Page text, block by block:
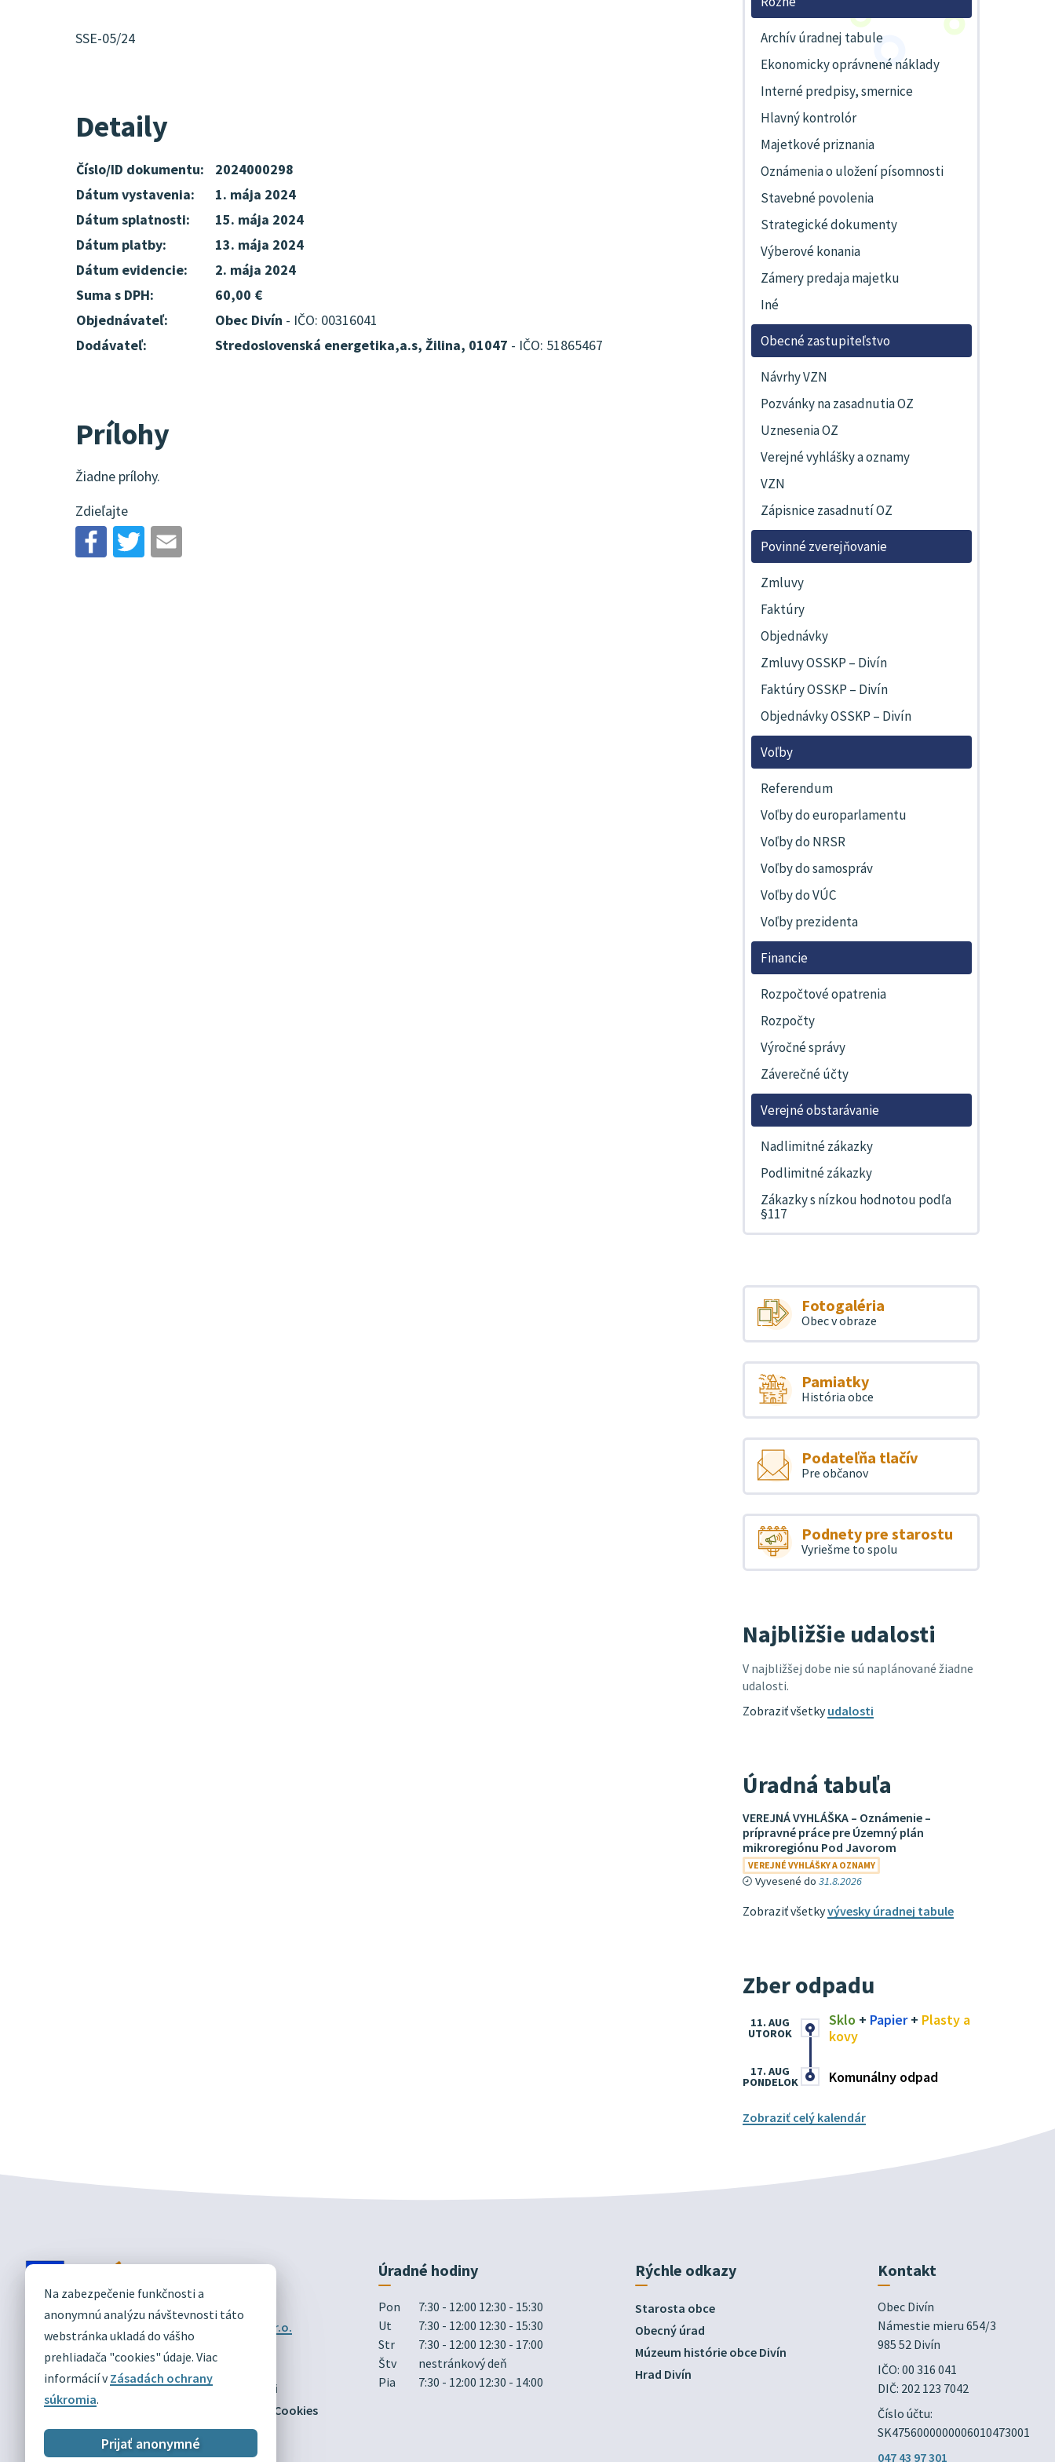
Na zabezpečenie funkčnosti a
anonymnú analýzu návštevnosti táto
webstránka ukladá do vášho
prehliadača "cookies" údaje. Viac
informácií vZásadách ochrany
súkromia.
Prijať anonymné
SSE-05/24
Detaily
Číslo/ID dokumentu:
2024000298
Dátum vystavenia:
1. mája 2024
Dátum splatnosti:
15. mája 2024
Dátum platby:
13. mája 2024
Dátum evidencie:
2. mája 2024
Suma s DPH:
60,00 €
Objednávateľ:
Obec Divín - IČO: 00316041
Dodávateľ:
Stredoslovenská energetika,a.s, Žilina, 01047 - IČO: 51865467
Prílohy
Žiadne prílohy.
Zdieľajte
Archív úradnej tabule
Ekonomicky oprávnené náklady
Interné predpisy, smernice
Hlavný kontrolór
Majetkové priznania
Oznámenia o uložení písomnosti
Stavebné povolenia
Strategické dokumenty
Výberové konania
Zámery predaja majetku
Iné
Obecné zastupiteľstvo
Návrhy VZN
Pozvánky na zasadnutia OZ
Uznesenia OZ
Verejné vyhlášky a oznamy
VZN
Zápisnice zasadnutí OZ
Povinné zverejňovanie
Zmluvy
Faktúry
Objednávky
Zmluvy OSSKP – Divín
Faktúry OSSKP – Divín
Objednávky OSSKP – Divín
Voľby
Referendum
Voľby do europarlamentu
Voľby do NRSR
Voľby do samospráv
Voľby do VÚC
Voľby prezidenta
Financie
Rozpočtové opatrenia
Rozpočty
Výročné správy
Záverečné účty
Verejné obstarávanie
Nadlimitné zákazky
Podlimitné zákazky
Zákazky s nízkou hodnotou podľa
§117
Fotogaléria
Obec v obraze
Pamiatky
História obce
Podateľňa tlačív
Pre občanov
Podnety pre starostu
Vyriešme to spolu
Najbližšie udalosti
V najbližšej dobe nie sú naplánované žiadne
udalosti.
Zobraziť všetkyudalosti
Úradná tabuľa
VEREJNÁ VYHLÁŠKA – Oznámenie –
prípravné práce pre Územný plán
mikroregiónu Pod Javorom
VEREJNÉ VYHLÁŠKY A OZNAMY
Vyvesené do 31.8.2026
Zobraziť všetkyvývesky úradnej tabule
Zber odpadu
Sklo + Papier+ Plasty a
kovy
11. AUG
UTOROK
Komunálny odpad
17. AUG
PONDELOK
Zobraziť celý kalendár
DIVÍN
OFICIÁLNE STRÁNKY
Technický prevádzkovateľ:
Alphabet partner s.r.o.
Správca obsahu:Obec Divín
Posledná aktualizácia:03.08.2026
Mapa
Vyhlásenie o prístupnosti
Zásady ochrany osobných údajov
Nastaviť Cookies
Úradné hodiny
Pon
7:30 - 12:00 12:30 - 15:30
Ut
7:30 - 12:00 12:30 - 15:30
Str
7:30 - 12:00 12:30 - 17:00
Štv
nestránkový deň
Pia
7:30 - 12:00 12:30 - 14:00
Rýchle odkazy
Starosta obce
Obecný úrad
Múzeum histórie obce Divín
Hrad Divín
Kontakt
Obec Divín
Námestie mieru 654/3
985 52 Divín
IČO: 00 316 041
DIČ: 202 123 7042
Číslo účtu:
SK4756000000006010473001
047 43 97 301